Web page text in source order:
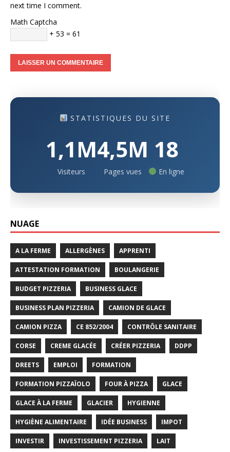
next time I comment.
Math Captcha
+ 53 = 61
STATISTIQUES DU SITE
1,1M
Visiteurs
4,5M
Pages vues
18
En ligne
NUAGE
A LA FERME ALLERGÈNES APPRENTI
ATTESTATION FORMATION BOULANGERIE
BUDGET PIZZERIA BUSINESS GLACE
BUSINESS PLAN PIZZERIA CAMION DE GLACE
CAMION PIZZA CE 852/2004 CONTRÔLE SANITAIRE
CORSE CREME GLACÉE CRÉER PIZZERIA DDPP
DREETS EMPLOI FORMATION
FORMATION PIZZAÏOLO FOUR À PIZZA GLACE
GLACE À LA FERME GLACIER HYGIENNE
HYGIÈNE ALIMENTAIRE IDÉE BUSINESS IMPOT
INVESTIR INVESTISSEMENT PIZZERIA LAIT